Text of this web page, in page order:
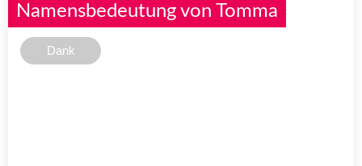
Namensbedeutung von Tomma
Dank